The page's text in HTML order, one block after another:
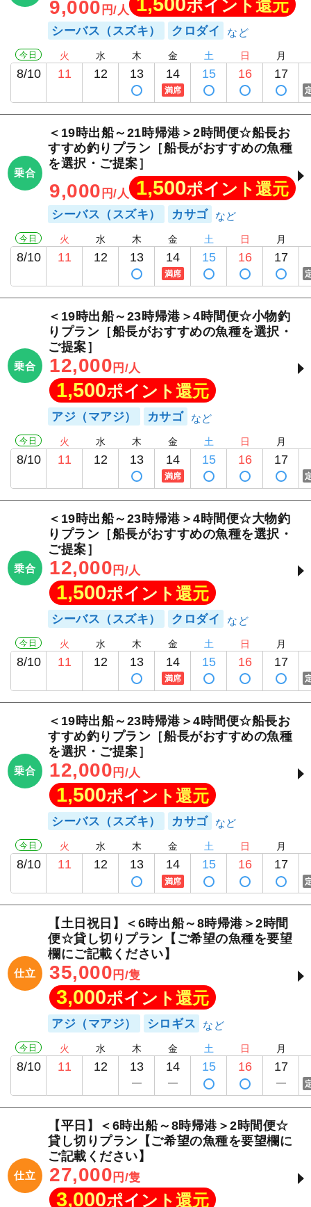
9,000 円/人 ポイント還元
シーバス（スズキ） クロダイ
今日
8/10
火
11
水
12
木
13
金
14
満席
土
15
日
16
月
17
乗合
＜19時出船～21時帰港＞2時間便☆船長お
すすめ釣りプラン［船長がおすすめの魚種
を選択・ご提案］
9,000 円/人 1,500ポイント還元
シーバス（スズキ） カサゴ
今日
8/10
火
11
水
12
木
13
金
14
満席
土
15
日
16
月
17
乗合
＜19時出船～23時帰港＞4時間便☆小物釣
りプラン［船長がおすすめの魚種を選択・
ご提案］
12,000 円/人
1,500ポイント還元
アジ（マアジ） カサゴ
今日
8/10
火
11
水
12
木
13
金
14
満席
土
15
日
16
月
17
乗合
＜19時出船～23時帰港＞4時間便☆大物釣
りプラン［船長がおすすめの魚種を選択・
ご提案］
12,000 円/人
1,500ポイント還元
シーバス（スズキ） クロダイ
今日
8/10
火
11
水
12
木
13
金
14
満席
土
15
日
16
月
17
乗合
＜19時出船～23時帰港＞4時間便☆船長お
すすめ釣りプラン［船長がおすすめの魚種
を選択・ご提案］
12,000 円/人
1,500ポイント還元
シーバス（スズキ） カサゴ
今日
8/10
火
11
水
12
木
13
金
14
満席
土
15
日
16
月
17
仕立
【土日祝日】＜6時出船～8時帰港＞2時間
便☆貸し切りプラン【ご希望の魚種を要望
欄にご記載ください】
35,000 円/隻
3,000ポイント還元
アジ（マアジ） シロギス
今日
8/10
火
11
水
12
木
13
金
14
土
15
日
16
月
17
仕立
【平日】＜6時出船～8時帰港＞2時間便☆
貸し切りプラン【ご希望の魚種を要望欄に
ご記載ください】
27,000 円/隻
3,000ポイント還元
1 16